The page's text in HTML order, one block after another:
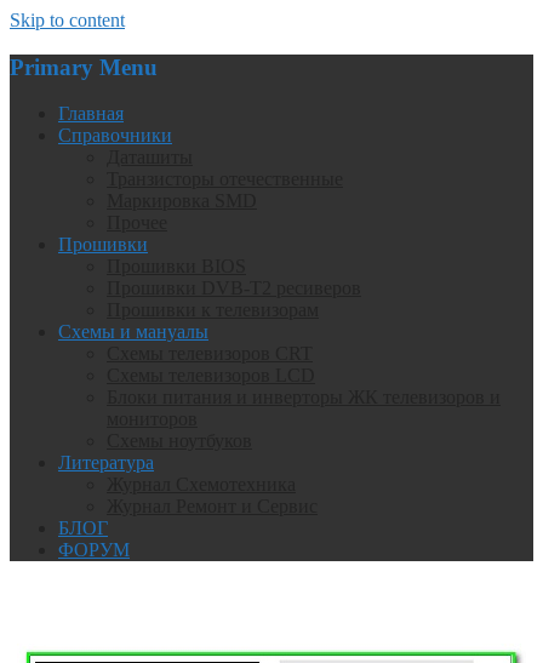
Skip to content
Primary Menu
Главная
Справочники
Прошивки
Схемы и мануалы
Литература
БЛОГ
ФОРУМ